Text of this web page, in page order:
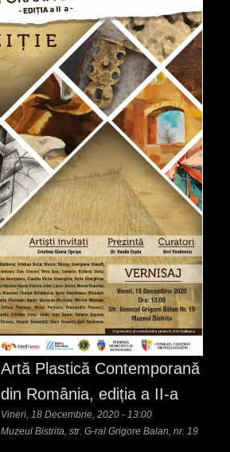
Artă Plastică Contemporană
din România, ediția a II-a
Vineri, 18 Decembrie, 2020 - 13:00
Muzeul Bistrita, str. G-ral Grigore Balan, nr. 19